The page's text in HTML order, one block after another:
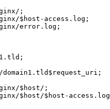
;
$host-access.log;
error.log;
$host/;
$host/$host-